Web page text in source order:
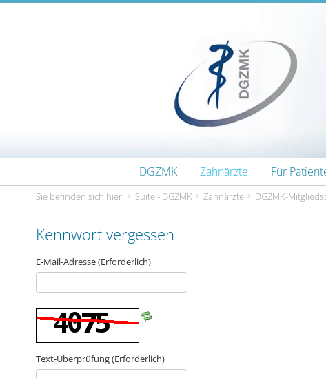
Zum Inhalt wechseln
DGZMK Zahnärzte Für
Sie befinden sich hier Suite - DGZMK Zahnärzte DGZMK-
Kennwort vergessen
E-Mail-Adresse(Erforderlich)
Text-Überprüfung(Erforderlich)